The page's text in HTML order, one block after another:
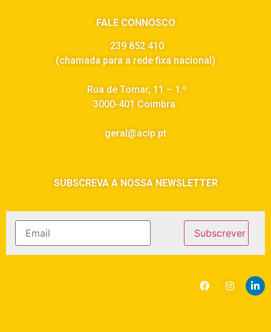
FALE CONNOSCO
239 852 410
(chamada para a rede fixa nacional)
Rua de Tomar, 11 – 1.º
3000-401 Coimbra
geral@acip.pt
SUBSCREVA A NOSSA NEWSLETTER